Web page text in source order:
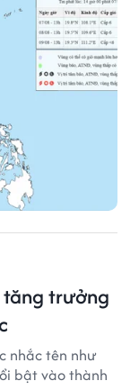
trưởng
nhắc tên như
bật vào thành